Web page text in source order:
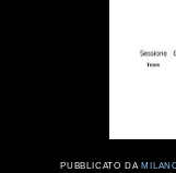
PUBBLICATO DA